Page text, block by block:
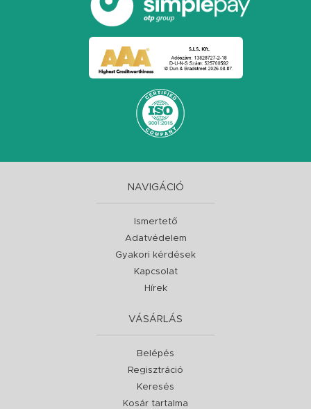
NAVIGÁCIÓ
Ismertető
Adatvédelem
Gyakori kérdések
Kapcsolat
Hírek
VÁSÁRLÁS
Belépés
Regisztráció
Keresés
Kosár tartalma